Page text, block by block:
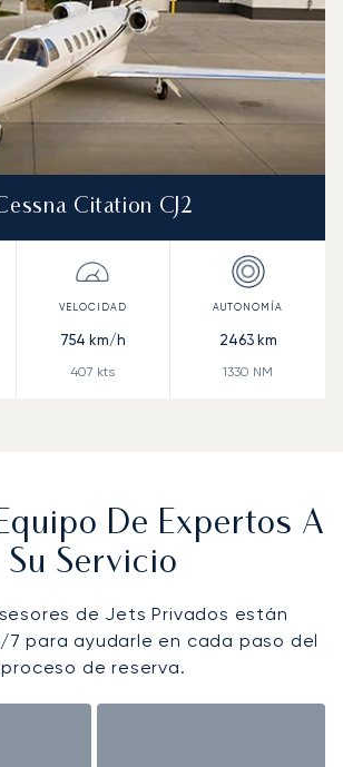
Citation CJ2
754 km/h
407 kts
2463km
1330 NM
De Expertos A
Su Servicio
de Jets Privados están
7 para ayudarle en cada paso del
proceso de reserva.